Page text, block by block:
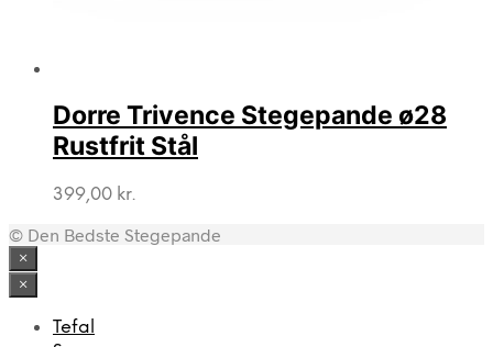
Dorre Trivence Stegepande ø28
Rustfrit Stål
399,00 kr.
© Den Bedste Stegepande
×
×
Tefal